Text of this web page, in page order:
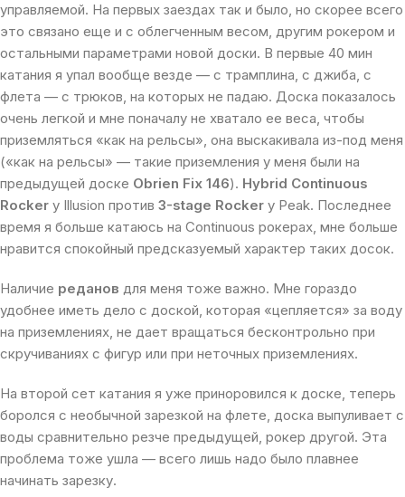
управляемой. На первых заездах так и было, но скорее всего
это связано еще и с облегченным весом, другим рокером и
остальными параметрами новой доски. В первые 40 мин
катания я упал вообще везде — с трамплина, с джиба, с
флета — с трюков, на которых не падаю. Доска показалось
очень легкой и мне поначалу не хватало ее веса, чтобы
приземляться «как на рельсы», она выскакивала из-под меня
(«как на рельсы» — такие приземления у меня были на
предыдущей доске Obrien Fix 146). Hybrid Continuous
Rocker у Illusion против 3-stage Rocker у Peak. Последнее
время я больше катаюсь на Continuous рокерах, мне больше
нравится спокойный предсказуемый характер таких досок.
Наличие реданов для меня тоже важно. Мне гораздо
удобнее иметь дело с доской, которая «цепляется» за воду
на приземлениях, не дает вращаться бесконтрольно при
скручиваниях с фигур или при неточных приземлениях.
На второй сет катания я уже приноровился к доске, теперь
боролся с необычной зарезкой на флете, доска выпуливает с
воды сравнительно резче предыдущей, рокер другой. Эта
проблема тоже ушла — всего лишь надо было плавнее
начинать зарезку.